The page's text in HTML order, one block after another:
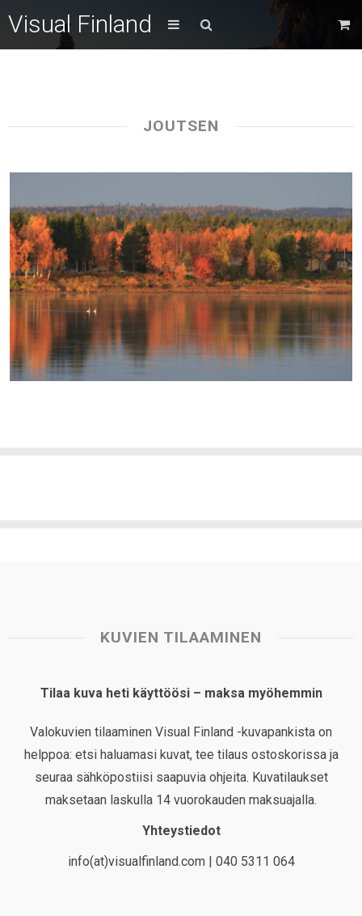
Visual Finland
JOUTSEN
KUVIEN TILAAMINEN
Tilaa kuva heti käyttöösi – maksa myöhemmin
Valokuvien tilaaminen Visual Finland -kuvapankista on
helppoa: etsi haluamasi kuvat, tee tilaus ostoskorissa ja
seuraa sähköpostiisi saapuvia ohjeita. Kuvatilaukset
maksetaan laskulla 14 vuorokauden maksuajalla.
Yhteystiedot
info(at)visualfinland.com | 040 5311 064